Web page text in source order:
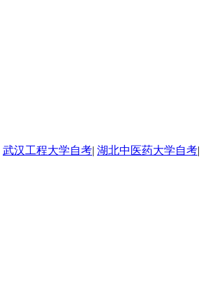
武汉工程大学自考| 湖北中医药大学自考|